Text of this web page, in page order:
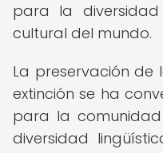
para la
cultural del mundo.
La preservación de
extinción se ha
para la
diversidad